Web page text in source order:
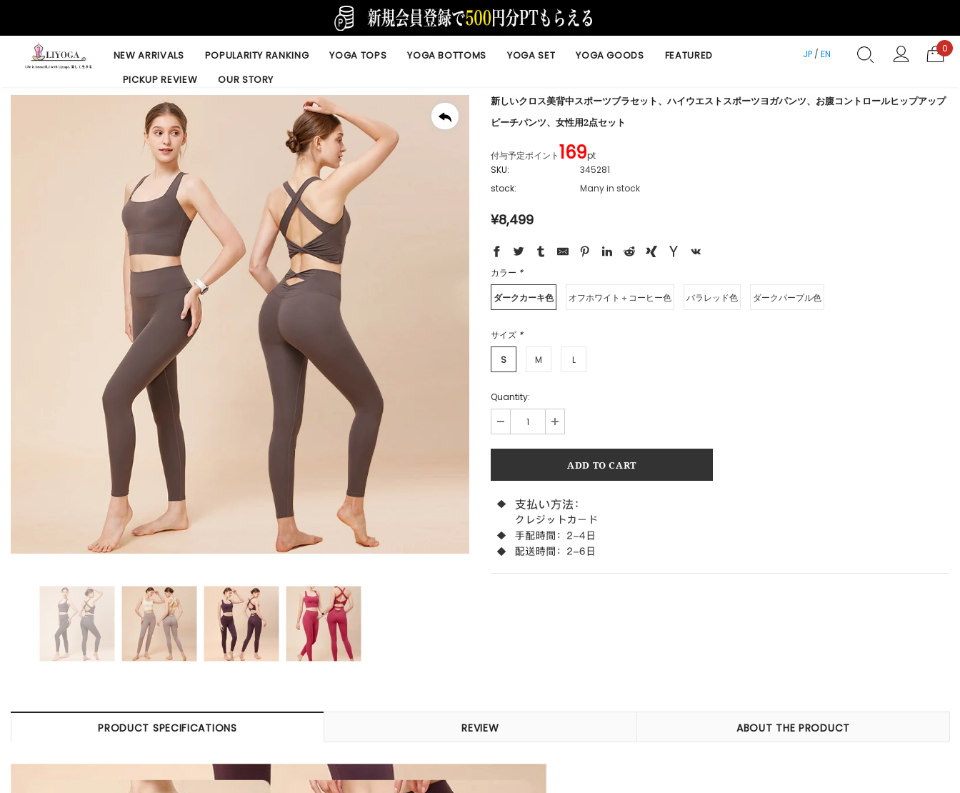
NEW ARRIVALS POPULARITY RANKING YOGA TOPS YOGA BOTTOMS YOGA SET YOGA GOODS
FEATURED
PICKUP REVIEW
OUR STORY
JP/ EN 0
新しいクロス美背中スポーツブラセット、ハイウエストスポーツヨガパンツ、お腹コントロールヒップアップ
ピーチパンツ、女性用2点セット
付与予定ポイント169pt
SKU:
345281
stock:
Many in stock
¥8,499
カラー *
ダークカーキ色 オフホワイト＋コーヒー色 バラレッド色 ダークパープル色
サイズ *
S M L
Quantity:
PRODUCT SPECIFICATIONS REVIEW ABOUT THE PRODUCT